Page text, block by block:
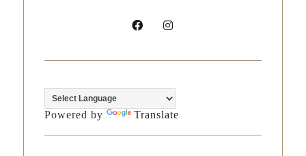
Powered by Translate